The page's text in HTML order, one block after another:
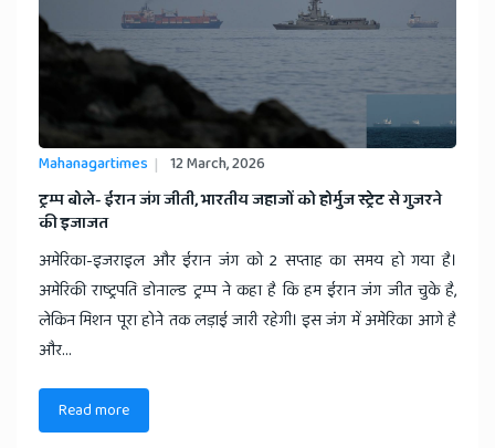
Mahanagartimes 12 March, 2026
​ट्रम्प बोले- ईरान जंग जीती, भारतीय जहाजों को होर्मुज स्ट्रेट से गुजरने
की इजाजत
अमेरिका-इजराइल और ईरान जंग को 2 सप्ताह का समय हो गया है।
अमेरिकी राष्ट्रपति डोनाल्ड ट्रम्प ने कहा है कि हम ईरान जंग जीत चुके है,
लेकिन मिशन पूरा होने तक लड़ाई जारी रहेगी। इस जंग में अमेरिका आगे है
और...
Read more